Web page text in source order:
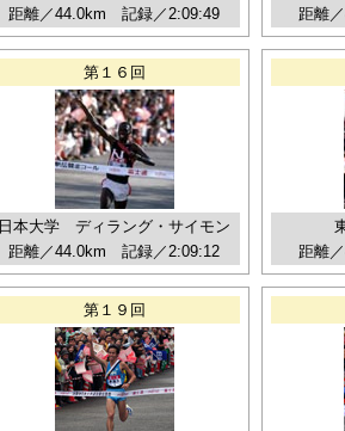
距離／44.0km 記録／2:09:49
距離
第１６回
日本大学 ディラング・サイモン
距離／44.0km 記録／2:09:12
距離
第１９回